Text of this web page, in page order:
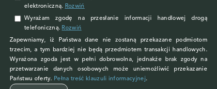
elektroniczną. Rozwiń
Wyrażam zgodęna przesłanie informacji handlowej drogą
telefoniczną. Rozwiń
Zapewniamy, iż Państwa dane nie zostaną przekazane podmiotom
trzecim, a tym bardziej nie będą przedmiotem transakcji handlowych.
Wyrażona zgoda jest w pełni dobrowolna, jednakże brak zgody na
przetwarzanie danych osobowych może uniemożliwić przekazanie
Państwu oferty. Pełna treść klauzuli informacyjnej.